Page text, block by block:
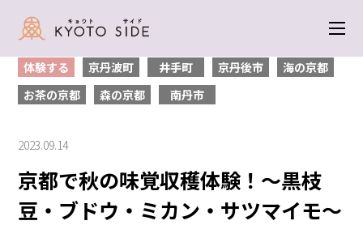
ン・サツマイモ〜
体験する 京丹波町 井手町 京丹後市
海の京都
お茶の京都
森の京都 南丹市
2023.09.14
京都で秋の味覚収穫体験！〜黒枝
豆・ブドウ・ミカン・サツマイモ〜